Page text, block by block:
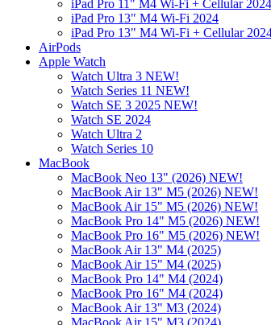
iPad Pro 11" M4 Wi-Fi + Cellular 2024
iPad Pro 13" M4 Wi-Fi 2024
iPad Pro 13" M4 Wi-Fi + Cellular
AirPods
Apple Watch
Watch Ultra 3 NEW!
Watch Series 11 NEW!
Watch SE 3 2025 NEW!
Watch SE 2024
Watch Ultra 2
Watch Series 10
MacBook
MacBook Neo 13" (2026) NEW!
MacBook Air 13" M5 (2026) NEW!
MacBook Air 15" M5 (2026) NEW!
MacBook Pro 14" M5 (2026) NEW!
MacBook Pro 16" M5 (2026) NEW!
MacBook Air 13" M4 (2025)
MacBook Air 15" M4 (2025)
MacBook Pro 14" M4 (2024)
MacBook Pro 16" M4 (2024)
MacBook Air 13" M3 (2024)
MacBook Air 15" M3 (2024)